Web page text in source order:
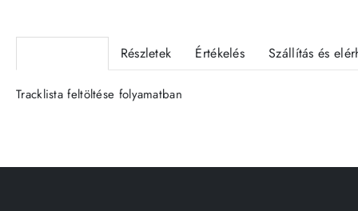
Részletek Értékelés Szállítás és
Tracklista feltöltése folyamatban